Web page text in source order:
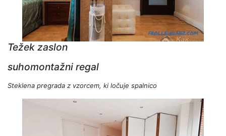
Težek zaslon
suhomontažni regal
Steklena pregrada z vzorcem, ki ločuje spalnico